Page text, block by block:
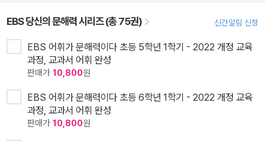
EBS 당신의 문해력 시리즈 (총 75권) 신간알림 신청
EBS 어휘가 문해력이다 초등 5학년 1학기 - 2022 개정 교육
과정, 교과서 어휘 완성
판매가 10,800원
EBS 어휘가 문해력이다 초등 6학년 1학기 - 2022 개정 교육
과정, 교과서 어휘 완성
판매가 10,800원